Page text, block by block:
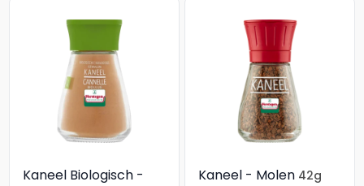
Kaneel Biologisch -
Kaneel - Molen 42g